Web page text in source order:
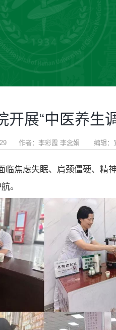
展“中医养生
29 作者：李彩霞 李念娟 编辑：
焦虑失眠、肩颈僵硬、精
。